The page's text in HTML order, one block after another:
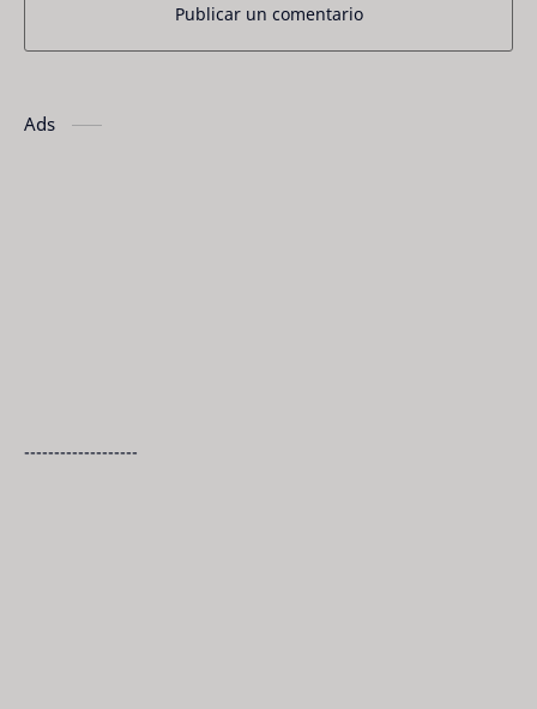
Publicar un comentario
Ads
-------------------